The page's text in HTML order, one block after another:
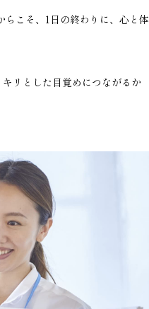
こそ、1日の終わりに、心と体
リとした目覚めにつながるか